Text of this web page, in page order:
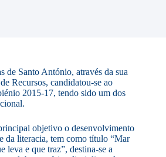
de Santo António, através da sua
Recursos, candidatou-se ao
2015-17, tendo sido um dos
objetivo o desenvolvimento
da literacia, tem como título “Mar
leva e que traz”, destina-se a